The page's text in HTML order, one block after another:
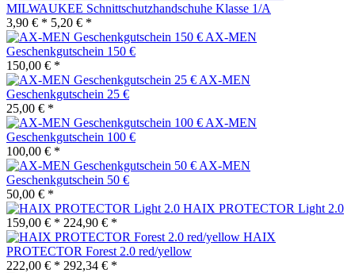
MILWAUKEE Schnittschutzhandschuhe Klasse 1/A
3,90 € * 5,20 € *
AX-MEN
Geschenkgutschein 150 €
150,00 € *
AX-MEN
Geschenkgutschein 25 €
25,00 € *
AX-MEN
Geschenkgutschein 100 €
100,00 € *
AX-MEN
Geschenkgutschein 50 €
50,00 € *
HAIX PROTECTOR Light 2.0
159,00 € * 224,90 € *
HAIX
PROTECTOR Forest 2.0 red/yellow
222,00 € * 292,34 € *